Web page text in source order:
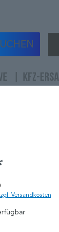
KFZ-
Versandkosten